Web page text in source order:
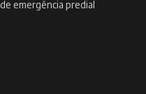
emergência predial